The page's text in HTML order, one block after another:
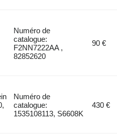
Numéro de
catalogue:
F2NN7222AA ,
82852620
90 €
Numéro de
catalogue:
1535108113, S6608K
430 €